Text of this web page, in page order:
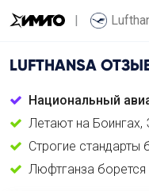
LUFTHANSA
Национальный
Летают на Боингах,
Cтрогие стандарты
Люфтганза